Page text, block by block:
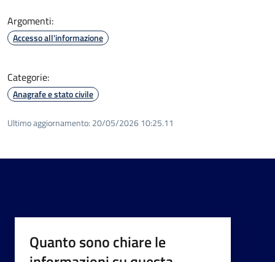
Argomenti:
Accesso all'informazione
Categorie:
Anagrafe e stato civile
Ultimo aggiornamento: 20/05/2026 10:25.11
Quanto sono chiare le